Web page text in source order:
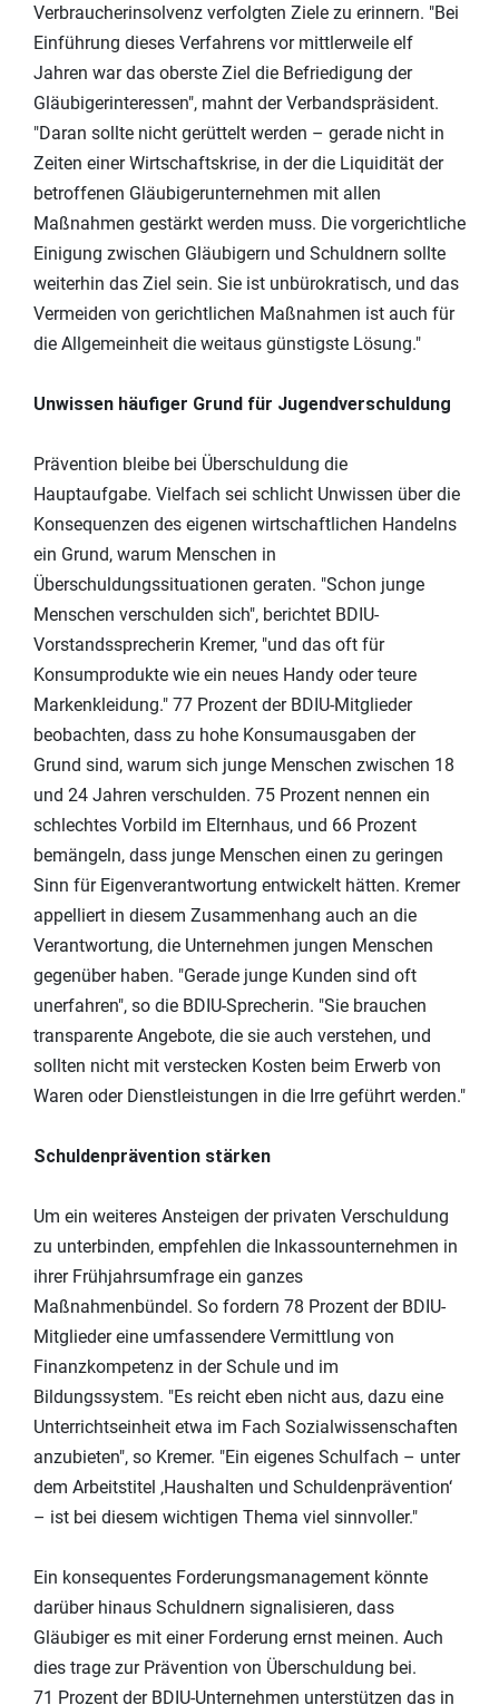
Verbraucherinsolvenz verfolgten Ziele zu erinnern. "Bei
Einführung dieses Verfahrens vor mittlerweile elf
Jahren war das oberste Ziel die Befriedigung der
Gläubigerinteressen", mahnt der Verbandspräsident.
"Daran sollte nicht gerüttelt werden – gerade nicht in
Zeiten einer Wirtschaftskrise, in der die Liquidität der
betroffenen Gläubigerunternehmen mit allen
Maßnahmen gestärkt werden muss. Die vorgerichtliche
Einigung zwischen Gläubigern und Schuldnern sollte
weiterhin das Ziel sein. Sie ist unbürokratisch, und das
Vermeiden von gerichtlichen Maßnahmen ist auch für
die Allgemeinheit die weitaus günstigste Lösung."
Unwissen häufiger Grund für Jugendverschuldung
Prävention bleibe bei Überschuldung die
Hauptaufgabe. Vielfach sei schlicht Unwissen über die
Konsequenzen des eigenen wirtschaftlichen Handelns
ein Grund, warum Menschen in
Überschuldungssituationen geraten. "Schon junge
Menschen verschulden sich", berichtet BDIU-
Vorstandssprecherin Kremer, "und das oft für
Konsumprodukte wie ein neues Handy oder teure
Markenkleidung." 77 Prozent der BDIU-Mitglieder
beobachten, dass zu hohe Konsumausgaben der
Grund sind, warum sich junge Menschen zwischen 18
und 24 Jahren verschulden. 75 Prozent nennen ein
schlechtes Vorbild im Elternhaus, und 66 Prozent
bemängeln, dass junge Menschen einen zu geringen
Sinn für Eigenverantwortung entwickelt hätten. Kremer
appelliert in diesem Zusammenhang auch an die
Verantwortung, die Unternehmen jungen Menschen
gegenüber haben. "Gerade junge Kunden sind oft
unerfahren", so die BDIU-Sprecherin. "Sie brauchen
transparente Angebote, die sie auch verstehen, und
sollten nicht mit verstecken Kosten beim Erwerb von
Waren oder Dienstleistungen in die Irre geführt werden."
Schuldenprävention stärken
Um ein weiteres Ansteigen der privaten Verschuldung
zu unterbinden, empfehlen die Inkassounternehmen in
ihrer Frühjahrsumfrage ein ganzes
Maßnahmenbündel. So fordern 78 Prozent der BDIU-
Mitglieder eine umfassendere Vermittlung von
Finanzkompetenz in der Schule und im
Bildungssystem. "Es reicht eben nicht aus, dazu eine
Unterrichtseinheit etwa im Fach Sozialwissenschaften
anzubieten", so Kremer. "Ein eigenes Schulfach – unter
dem Arbeitstitel ‚Haushalten und Schuldenprävention‘
– ist bei diesem wichtigen Thema viel sinnvoller."
Ein konsequentes Forderungsmanagement könnte
darüber hinaus Schuldnern signalisieren, dass
Gläubiger es mit einer Forderung ernst meinen. Auch
dies trage zur Prävention von Überschuldung bei.
71 Prozent der BDIU-Unternehmen unterstützen das in